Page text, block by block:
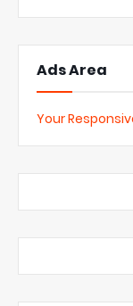
Ads Area
Your